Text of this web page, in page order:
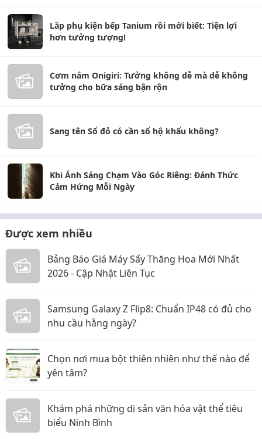
Lắp phụ kiện bếp Tanium rồi mới biết: Tiện lợi
hơn tưởng tượng!
Cơm nắm Onigiri: Tưởng không dễ mà dễ không
tưởng cho bữa sáng bận rộn
Sang tên Sổ đỏ có cần sổ hộ khẩu không?
Khi Ánh Sáng Chạm Vào Góc Riêng: Đánh Thức
Cảm Hứng Mỗi Ngày
Được xem nhiều
Bảng Báo Giá Máy Sấy Thăng Hoa Mới Nhất
2026 - Cập Nhật Liên Tục
Samsung Galaxy Z Flip8: Chuẩn IP48 có đủ cho
nhu cầu hằng ngày?
Chọn nơi mua bột thiên nhiên như thế nào để
yên tâm?
Khám phá những di sản văn hóa vật thể tiêu
biểu Ninh Bình